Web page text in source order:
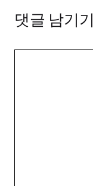
댓글 남기기